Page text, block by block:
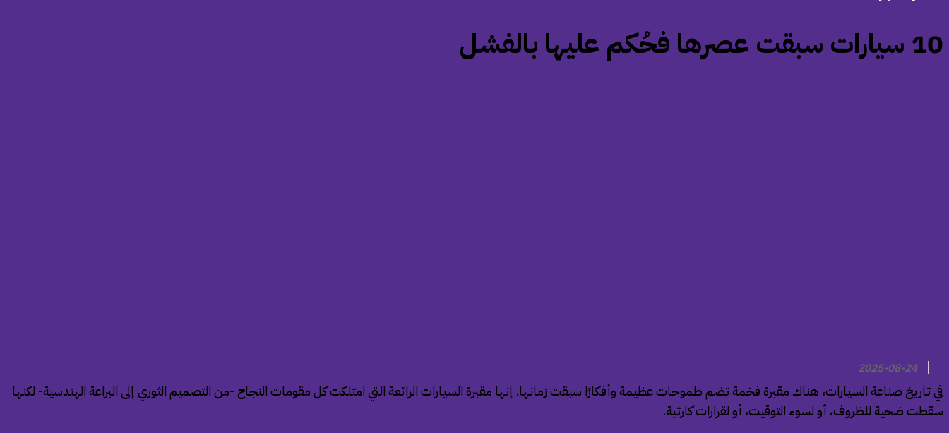
2025-08-24
في تاريخ صناعة السيارات، هناك مقبرة فخمة تضم طموحات عظيمة وأفكارًا سبقت زمانها. إنها مقبرة السيارات الرائعة التي امتلكت كل مقومات النجاح -من التصميم الثوري إلى البراعة الهندسية- لكنها
سقطت ضحية للظروف، أو لسوء التوقيت، أو لقرارات كارثية.